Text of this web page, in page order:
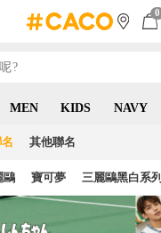
0
MEN KIDS NAVY
其他聯名
鷗 寶可夢 三麗鷗黑白系列